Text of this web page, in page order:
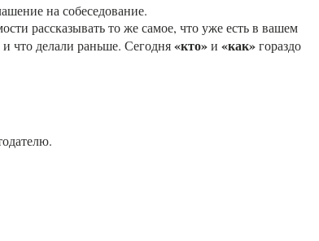
на собеседование.
рассказывать то же самое, что уже есть в вашем
что делали раньше. Сегодня«кто»и «как»гораздо